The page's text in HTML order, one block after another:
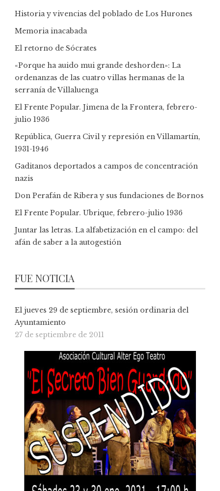
Historia y vivencias del poblado de Los Hurones
Memoria inacabada
El retorno de Sócrates
«Porque ha auido mui grande deshorden»: La
ordenanzas de las cuatro villas hermanas de la
serranía de Villaluenga
El Frente Popular. Jimena de la Frontera, febrero-
julio 1936
República, Guerra Civil y represión en Villamartín,
1931-1946
Gaditanos deportados a campos de concentración
nazis
Don Perafán de Ribera y sus fundaciones de Bornos
El Frente Popular. Ubrique, febrero-julio 1936
Juntar las letras. La alfabetización en el campo: del
afán de saber a la autogestión
FUE NOTICIA
El jueves 29 de septiembre, sesión ordinaria del
Ayuntamiento
27 de septiembre de 2011